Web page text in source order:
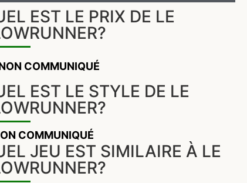
EST LE PRIX DE LE
COMMUNIQUÉ
EST LE STYLE DE LE
COMMUNIQUÉ
JEU EST SIMILAIRE À LE